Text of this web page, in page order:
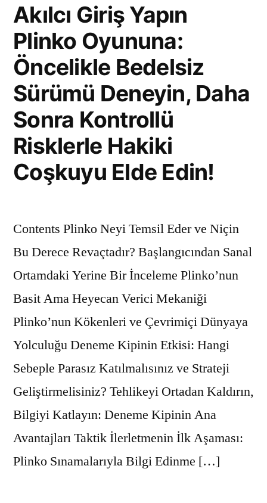
Bedelsiz
Deneyin,
Daha
Kontrollü
Risklerle
Coşkuyu
Elde
Edin!
Akılcı Giriş Yapın
Plinko Oyununa:
Öncelikle Bedelsiz
Sürümü Deneyin, Daha
Sonra Kontrollü
Risklerle Hakiki
Coşkuyu Elde Edin!
Contents Plinko Neyi Temsil Eder ve Niçin
Bu Derece Revaçtadır? Başlangıcından Sanal
Ortamdaki Yerine Bir İnceleme Plinko’nun
Basit Ama Heyecan Verici Mekaniği
Plinko’nun Kökenleri ve Çevrimiçi Dünyaya
Yolculuğu Deneme Kipinin Etkisi: Hangi
Sebeple Parasız Katılmalısınız ve Strateji
Geliştirmelisiniz? Tehlikeyi Ortadan Kaldırın,
Bilgiyi Katlayın: Deneme Kipinin Ana
Avantajları Taktik İlerletmenin İlk Aşaması:
Plinko Sınamalarıyla Bilgi Edinme […]